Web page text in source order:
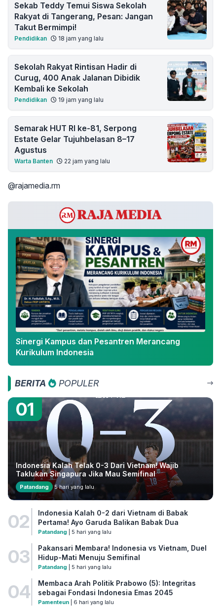
Sekab Teddy Temui Siswa Sekolah
Rakyat di Tangerang, Pesan: Jangan
Takut Bermimpi!
Pendidikan 18 jam yang lalu
Sekolah Rakyat Rintisan Hadir di
Curug, 400 Anak Jalanan Dibidik
Kembali ke Sekolah
Pendidikan 19 jam yang lalu
Semarak HUT RI ke-81, Serpong
Estate Gelar Tujuhbelasan 8–17
Agustus
Warta Banten 22 jam yang lalu
@rajamedia.rm
Sinergi Kampus dan Pesantren Merancang
Kurikulum Indonesia
BERITA POPULER
01
Indonesia Kalah Telak 0-3 Dari Vietnam! Wajib
Taklukan Singapura Jika Mau Semifinal
Patandang 5 hari yang lalu
02
Indonesia Kalah 0-2 dari Vietnam di Babak
Pertama! Ayo Garuda Balikan Babak Dua
Patandang | 5 hari yang lalu
03
Pakansari Membara! Indonesia vs Vietnam, Duel
Hidup-Mati Menuju Semifinal
Patandang | 5 hari yang lalu
04
Membaca Arah Politik Prabowo (5): Integritas
sebagai Fondasi Indonesia Emas 2045
Pamenteun| 6 hari yang lalu